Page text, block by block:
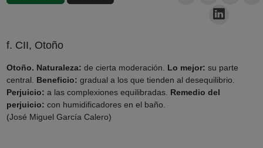
f. CII, Otoño
Otoño. Naturaleza: de cierta moderación. Lo mejor: su parte
central. Beneficio: gradual a los que tienden al desequilibrio.
Perjuicio: a las complexiones equilibradas. Remedio del
perjuicio: con humidificadores en el baño.
(José Miguel García Calero)